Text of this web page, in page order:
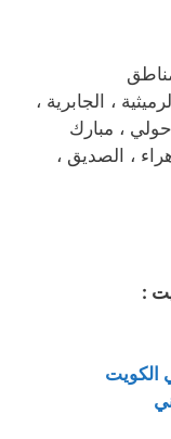
، الجابرية ،
، مبارك
، الصديق ،
:
الكويت